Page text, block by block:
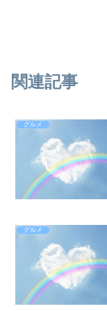
関連記事
グルメ
グルメ